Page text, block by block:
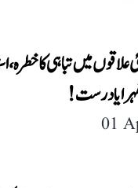
علاقوں میں تباہی کا
درست!
01